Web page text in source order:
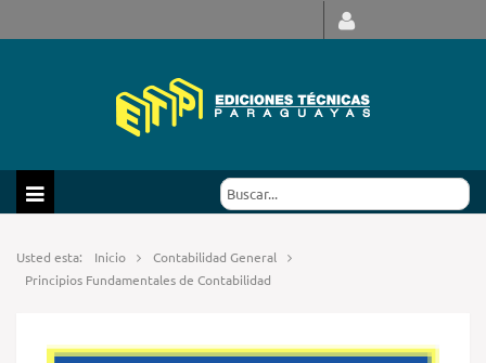
Usted esta: Inicio
Contabilidad General
Principios Fundamentales de Contabilidad